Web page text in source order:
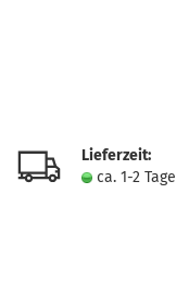
Lieferzeit:
ca. 1-2 Tage